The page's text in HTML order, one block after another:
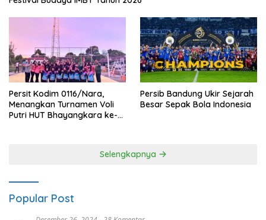
Persit Kodim 0116/Nara,
Menangkan Turnamen Voli
Putri HUT Bhayangkara ke-
Persib Bandung Ukir Sejarah
Besar Sepak Bola Indonesia
Selengkapnya
Popular Post